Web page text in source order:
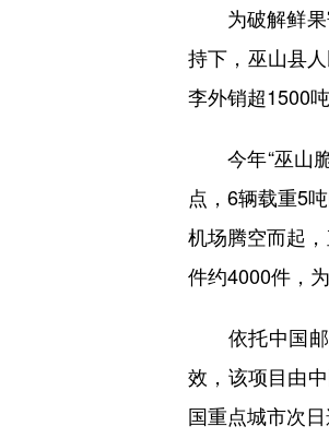
为破解鲜果
持下，巫山县
李外销超1500
今年“巫山脆
点，6辆载重5
机场腾空而起
件约4000件，
依托中国邮
效，该项目由
国重点城市次日